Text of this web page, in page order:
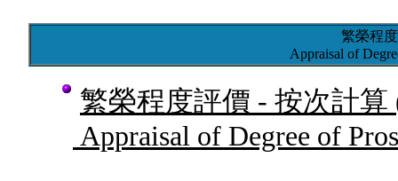
繁榮程
Appraisal of
繁榮程度評價 - 按次計算
Appraisal of Degree of